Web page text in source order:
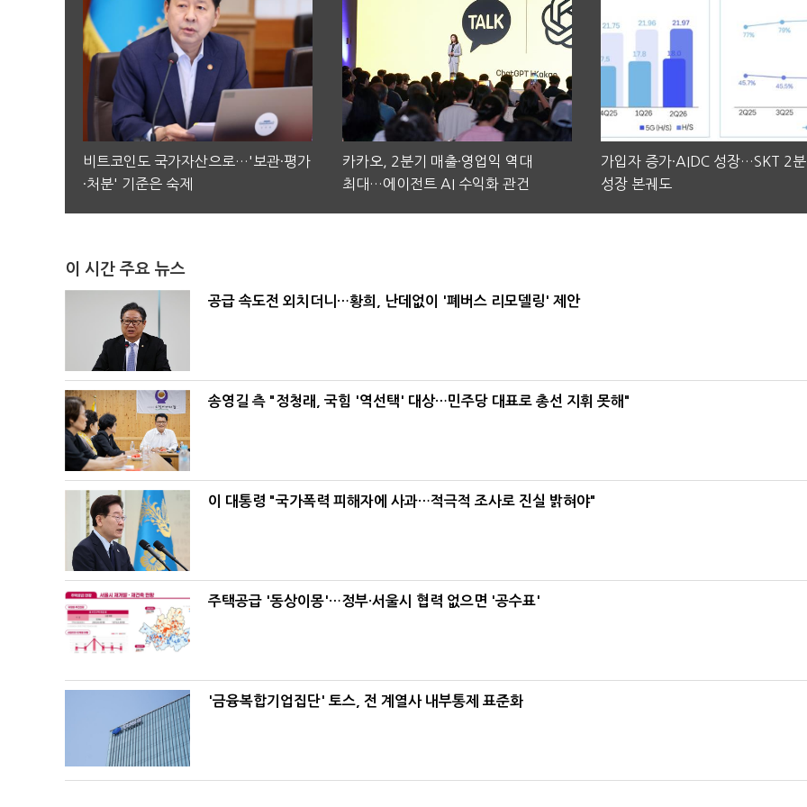
비트코인도 국가자산으로…'보관·평가
·처분' 기준은 숙제
카카오, 2분기 매출·영업익 역대
최대…에이전트 AI 수익화 관건
가입자 증가·AIDC 성장…SKT 2
성장 본궤도
이 시간 주요 뉴스
공급 속도전 외치더니…황희, 난데없이 '폐버스 리모델링' 제안
송영길 측 "정청래, 국힘 '역선택' 대상…민주당 대표로 총선 지휘 못해"
이 대통령 "국가폭력 피해자에 사과…적극적 조사로 진실 밝혀야"
주택공급 '동상이몽'…정부·서울시 협력 없으면 '공수표'
'금융복합기업집단' 토스, 전 계열사 내부통제 표준화